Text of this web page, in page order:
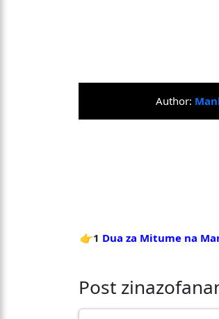
Author:
👉1 Dua za Mitume na
Post